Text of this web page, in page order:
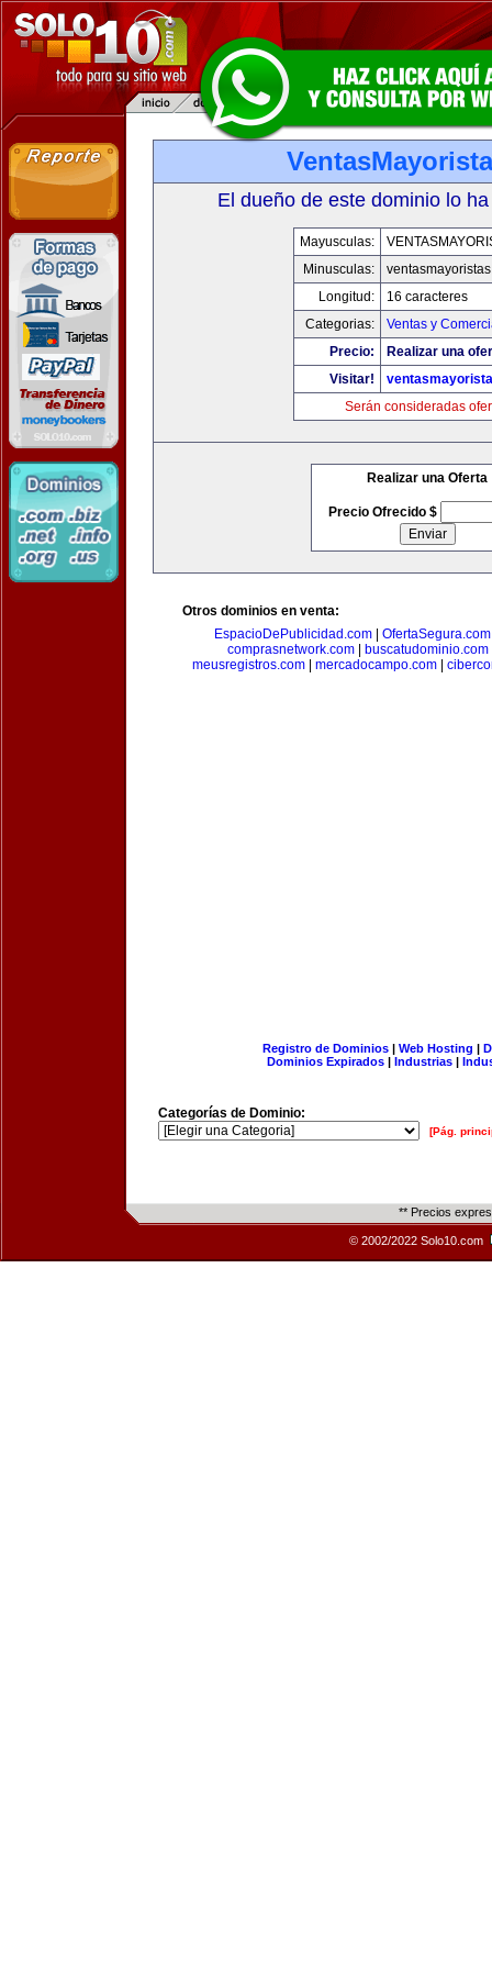
El dueño de este dominio lo
Mayusculas:
Minusculas:
Longitud:
16 caracteres
Categorias:
Ventas y
Precio:
Realizar una
Visitar!
Serán consideradas
Realizar una Oferta
Precio Ofrecido $
Otros dominios en venta:
EspacioDePublicidad.com| OfertaSegura.com
comprasnetwork.com
buscatudominio.com
meusregistros.com| mercadocampo.com|
Registro de Dominios| Web Hosting |
Dominios Expirados | Industrias |
Categorías de Dominio:
[Pág.
** Precios
© 2002/2022 Solo10.com